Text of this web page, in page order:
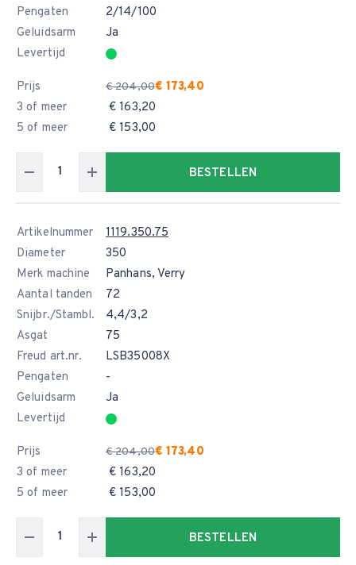
Pengaten
2/14/100
Geluidsarm
Ja
Levertijd
Prijs € 204,00€ 173,40
3 of meer
€ 163,20
5 of meer
€ 153,00
BESTELLEN
Artikelnummer
1119.350.75
Diameter
350
Merk machine
Panhans, Verry
Aantal tanden
72
Snijbr./Stambl.
4,4/3,2
Asgat
75
Freud art.nr.
LSB35008X
Pengaten
-
Geluidsarm
Ja
Levertijd
Prijs € 204,00€ 173,40
3 of meer
€ 163,20
5 of meer
€ 153,00
BESTELLEN